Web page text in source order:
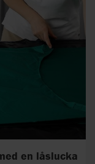
en låslucka